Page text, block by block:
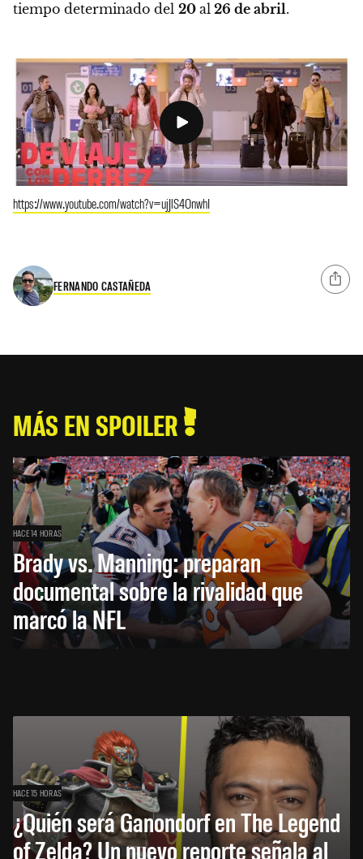
tiempo determinado del 20 al 26 de abril.
https://www.youtube.com/watch?v=ujJlS4OnwhI
FERNANDO CASTAÑEDA
MÁS EN SPOILER
HACE 14 HORAS
Brady vs. Manning: preparan
documental sobre la rivalidad que
marcó la NFL
HACE 15 HORAS
¿Quién será Ganondorf en The Legend
of Zelda? Un nuevo reporte señala al